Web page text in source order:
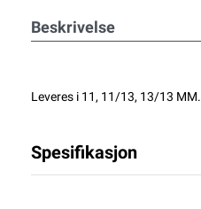
Beskrivelse
Leveres i 11, 11/13, 13/13 MM.
Spesifikasjon